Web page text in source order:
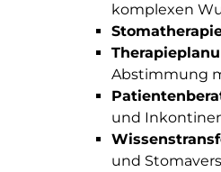
komplexen
Abstimmung
und
und